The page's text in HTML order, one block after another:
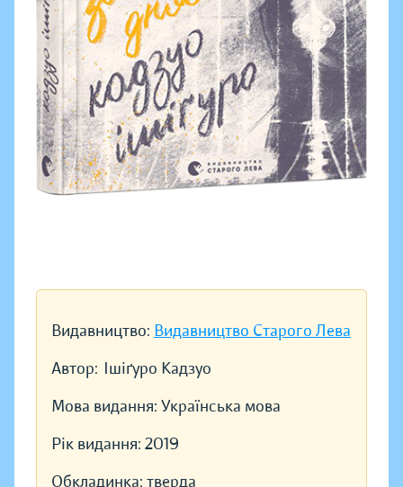
Видавництво: Видавництво Старого Лева
Автор: Ішіґуро Кадзуо
Мова видання: Українська мова
Рік видання: 2019
Обкладинка: тверда